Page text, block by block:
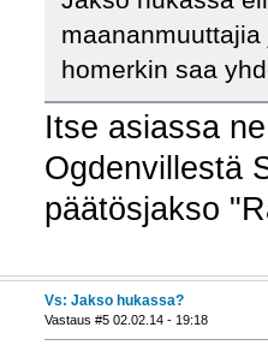
homerkin saa
Itse asiassa
Ogdenvillestä
päätösjakso
Vs: Jakso hukassa?
Vastaus #5 02.02.14 - 19:18